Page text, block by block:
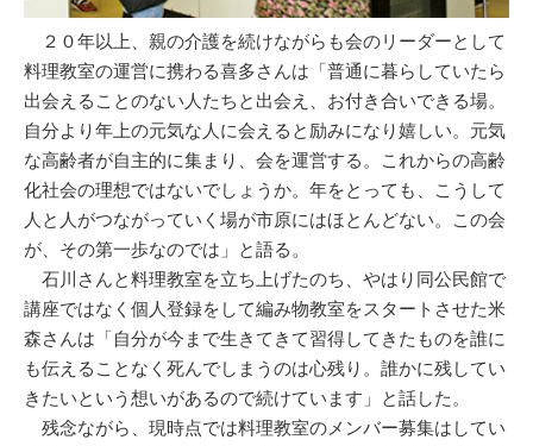
２０年以上、親の介護を続けながらも会のリーダーとして
料理教室の運営に携わる喜多さんは「普通に暮らしていたら
出会えることのない人たちと出会え、お付き合いできる場。
自分より年上の元気な人に会えると励みになり嬉しい。元気
な高齢者が自主的に集まり、会を運営する。これからの高齢
化社会の理想ではないでしょうか。年をとっても、こうして
人と人がつながっていく場が市原にはほとんどない。この会
が、その第一歩なのでは」と語る。
石川さんと料理教室を立ち上げたのち、やはり同公民館で
講座ではなく個人登録をして編み物教室をスタートさせた米
森さんは「自分が今まで生きてきて習得してきたものを誰に
も伝えることなく死んでしまうのは心残り。誰かに残してい
きたいという想いがあるので続けています」と話した。
残念ながら、現時点では料理教室のメンバー募集はしてい